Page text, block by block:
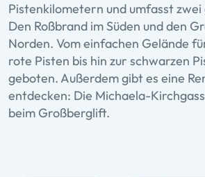
Pistenkilometern und umfasst zwei
Den Roßbrand im Süden und den
Norden. Vom einfachen Gelände
rote Pisten bis hin zur schwarzen
geboten. Außerdem gibt es eine
entdecken: Die Michaela-
beim Großberglift.